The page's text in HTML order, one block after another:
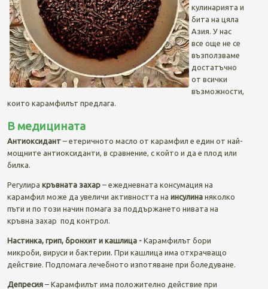
кулинарията и
бита на цяла
Азия. У нас
все още не се
възползваме
достатъчно
от всички
възможности,
които карамфилът предлага.
В медицината
Антиоксидант– етеричното масло от карамфил е един от най-
мощните антиоксиданти, в сравнение, с който и да е плод или
билка.
Регулира кръвната захар– ежедневната консумация на
карамфил може да увеличи активността на инсулинаняколко
пъти и по този начин помага за поддържането нивата на
кръвна захар под контрол.
Настинка, грип, бронхит и кашлица - Карамфилът бори
микроби, вируси и бактерии. При кашлица има отхрачващо
действие. Подпомага лечебното изпотяване при боледуване.
Депресия– Карамфилът има положително действие при